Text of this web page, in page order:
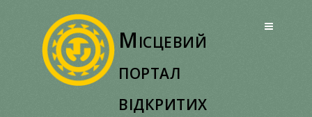
Місцевий
портал
відкритих